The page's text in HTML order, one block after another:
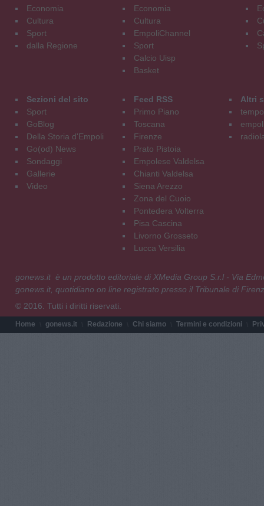
Economia
Cultura
Sport
dalla Regione
Economia
Cultura
EmpoliChannel
Sport
Calcio Uisp
Basket
Sezioni del sito
Sport
GoBlog
Della Storia d'Empoli
Go(od) News
Sondaggi
Gallerie
Video
Feed RSS
Primo Piano
Toscana
Firenze
Prato Pistoia
Empolese Valdelsa
Chianti Valdelsa
Siena Arezzo
Zona del Cuoio
Pontedera Volterra
Pisa Cascina
Livorno Grosseto
Lucca Versilia
Altri
gonews.it è un prodotto editoriale di XMedia Group S.r.l - Via
gonews.it, quotidiano on line registrato presso il Tribunale di
© 2016. Tutti i diritti riservati.
Home gonews.it Redazione Chi siamo Termini e condizioni